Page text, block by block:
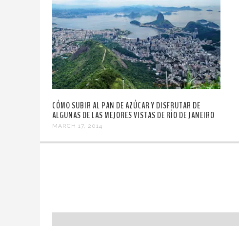
CÓMO SUBIR AL PAN DE AZÚCAR Y DISFRUTAR DE
ALGUNAS DE LAS MEJORES VISTAS DE RÍO DE JANEIRO
MARCH 17, 2014